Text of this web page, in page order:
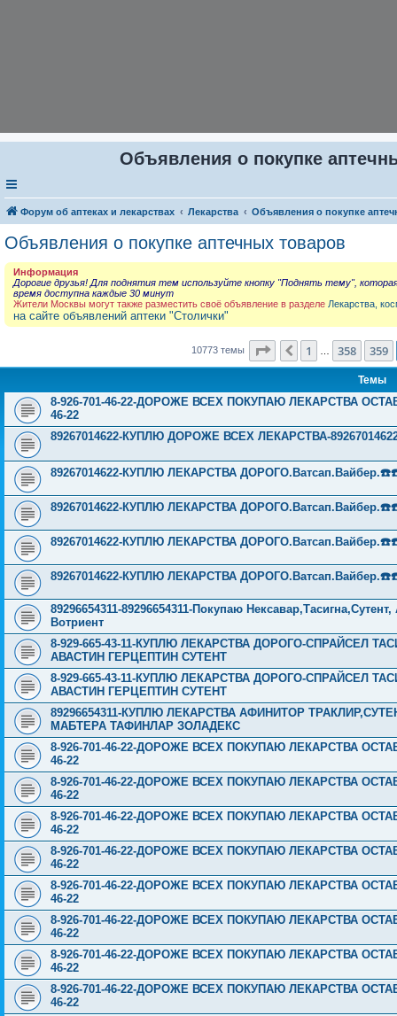
Объявления о покупке
Форум об аптеках и лекарствах Лекарства Объявления о покупке
Объявления о покупке аптечных товаров
Информация
Дорогие друзья! Для поднятия тем используйте кнопку "Поднять тему",
время доступна каждые 30 минут
Жители Москвы могут также разместить своё объявление в разделе Лекарства,
на сайте объявлений аптеки "Столички"
10773 темы Страница 360из 431
Пред.
1 358 359
Темы
8-926-701-46-22-ДОРОЖЕ ВСЕХ ПОКУПАЮ ЛЕКАРСТВА
46-22
89267014622-КУПЛЮ ДОРОЖЕ ВСЕХ ЛЕКАРСТВА-
89267014622-КУПЛЮ ЛЕКАРСТВА
89267014622-КУПЛЮ ЛЕКАРСТВА
89267014622-КУПЛЮ ЛЕКАРСТВА
89267014622-КУПЛЮ ЛЕКАРСТВА
89296654311-89296654311-Покупаю
Вотриент
8-929-665-43-11-КУПЛЮ ЛЕКАРСТВА ДОРОГО-СПРАЙСЕЛ
АВАСТИН ГЕРЦЕПТИН СУТЕНТ
8-929-665-43-11-КУПЛЮ ЛЕКАРСТВА ДОРОГО-СПРАЙСЕЛ
АВАСТИН ГЕРЦЕПТИН СУТЕНТ
89296654311-КУПЛЮ ЛЕКАРСТВА АФИНИТОР
МАБТЕРА ТАФИНЛАР ЗОЛАДЕКС
8-926-701-46-22-ДОРОЖЕ ВСЕХ ПОКУПАЮ ЛЕКАРСТВА
46-22
8-926-701-46-22-ДОРОЖЕ ВСЕХ ПОКУПАЮ ЛЕКАРСТВА
46-22
8-926-701-46-22-ДОРОЖЕ ВСЕХ ПОКУПАЮ ЛЕКАРСТВА
46-22
8-926-701-46-22-ДОРОЖЕ ВСЕХ ПОКУПАЮ ЛЕКАРСТВА
46-22
8-926-701-46-22-ДОРОЖЕ ВСЕХ ПОКУПАЮ ЛЕКАРСТВА
46-22
8-926-701-46-22-ДОРОЖЕ ВСЕХ ПОКУПАЮ ЛЕКАРСТВА
46-22
8-926-701-46-22-ДОРОЖЕ ВСЕХ ПОКУПАЮ ЛЕКАРСТВА
46-22
8-926-701-46-22-ДОРОЖЕ ВСЕХ ПОКУПАЮ ЛЕКАРСТВА
46-22